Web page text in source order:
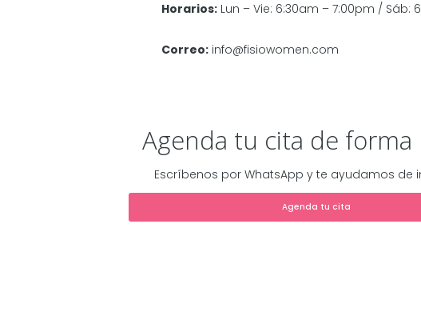
Horarios: Lun – Vie: 6:30am – 7:00pm / Sáb:
Correo: info@fisiowomen.com
Agenda tu cita de forma
Escríbenos por WhatsApp y te ayudamos de
Agenda tu cita